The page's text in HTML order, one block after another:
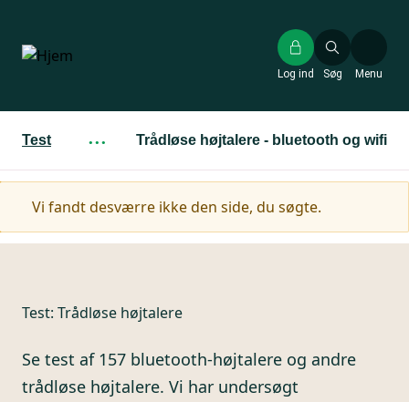
hovedindhold
Søg
Log ind Menu
Test ··· Trådløse højtalere - bluetooth og wifi
Advarselsmeddelelse
Vi fandt desværre ikke den side, du søgte.
Test: Trådløse højtalere
Se test af 157 bluetooth-højtalere og andre
trådløse højtalere. Vi har undersøgt